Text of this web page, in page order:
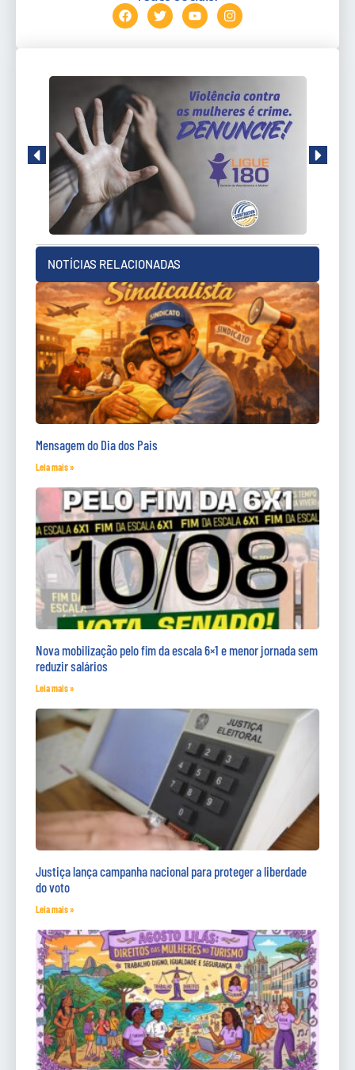
NOTÍCIAS RELACIONADAS
Mensagem do Dia dos Pais
Leia mais »
Nova mobilização pelo fim da escala 6×1 e menor jornada sem
reduzir salários
Leia mais »
Justiça lança campanha nacional para proteger a liberdade
do voto
Leia mais »